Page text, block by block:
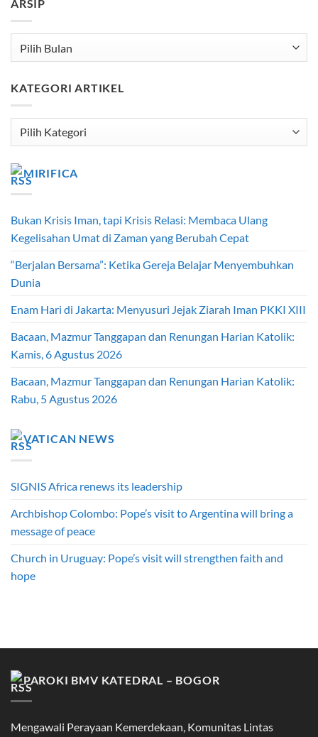
ARSIP
KATEGORI ARTIKEL
Kategori
MIRIFICA
Bukan Krisis Iman, tapi Krisis Relasi: Membaca Ulang
Kegelisahan Umat di Zaman yang Berubah Cepat
“Berjalan Bersama”: Ketika Gereja Belajar Menyembuhkan
Dunia
Enam Hari di Jakarta: Menyusuri Jejak Ziarah Iman PKKI XIII
Bacaan, Mazmur Tanggapan dan Renungan Harian Katolik:
Kamis, 6 Agustus 2026
Bacaan, Mazmur Tanggapan dan Renungan Harian Katolik:
Rabu, 5 Agustus 2026
VATICAN NEWS
SIGNIS Africa renews its leadership
Archbishop Colombo: Pope’s visit to Argentina will bring a
message of peace
Church in Uruguay: Pope’s visit will strengthen faith and
hope
PAROKI BMV KATEDRAL – BOGOR
Mengawali Perayaan Kemerdekaan, Komunitas Lintas